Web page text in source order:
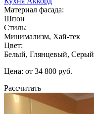
Материал фасада:
Шпон
Стиль:
Минимализм, Хай-тек
Цвет:
Белый, Глянцевый, Серый
Цена: от 34 800 руб.
Рассчитать